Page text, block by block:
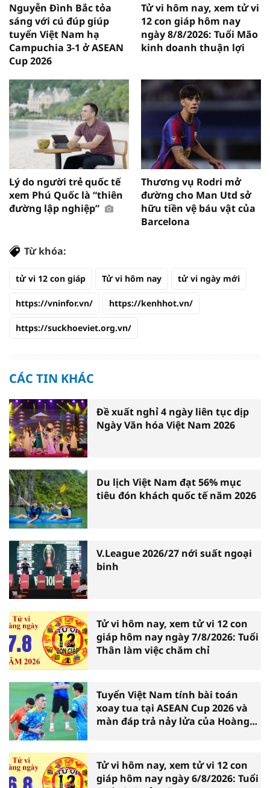
Nguyễn Đình Bắc tỏa
sáng với cú đúp giúp
tuyển Việt Nam hạ
Campuchia 3-1 ở ASEAN
Cup 2026
Tử vi hôm nay, xem tử vi
12 con giáp hôm nay
ngày 8/8/2026: Tuổi Mão
kinh doanh thuận lợi
Lý do người trẻ quốc tế
xem Phú Quốc là “thiên
đường lập nghiệp”
Thương vụ Rodri mở
đường cho Man Utd sở
hữu tiền vệ báu vật của
Barcelona
Từ khóa:
tử vi 12 con giáp Tử vi hôm nay tử vi ngày mới
https://vninfor.vn/ https://kenhhot.vn/
https://suckhoeviet.org.vn/
CÁC TIN KHÁC
Đề xuất nghỉ 4 ngày liên tục dịp
Ngày Văn hóa Việt Nam 2026
Du lịch Việt Nam đạt 56% mục
tiêu đón khách quốc tế năm 2026
V.League 2026/27 nới suất ngoại
binh
Tử vi hôm nay, xem tử vi 12 con
giáp hôm nay ngày 7/8/2026: Tuổi
Thân làm việc chăm chỉ
Tuyển Việt Nam tính bài toán
xoay tua tại ASEAN Cup 2026 và
màn đáp trả nảy lửa của Hoàng
Tử vi hôm nay, xem tử vi 12 con
giáp hôm nay ngày 6/8/2026: Tuổi